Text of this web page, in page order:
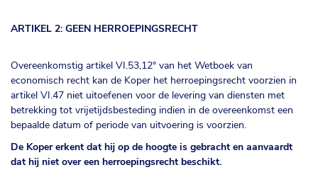
ARTIKEL 2: GEEN HERROEPINGSRECHT
Overeenkomstig artikel VI.53,12° van het Wetboek van
economisch recht kan de Koper het herroepingsrecht voorzien in
artikel VI.47 niet uitoefenen voor de levering van diensten met
betrekking tot vrijetijdsbesteding indien in de overeenkomst een
bepaalde datum of periode van uitvoering is voorzien.
De Koper erkent dat hij op de hoogte is gebracht en aanvaardt
dat hij niet over een herroepingsrecht beschikt.